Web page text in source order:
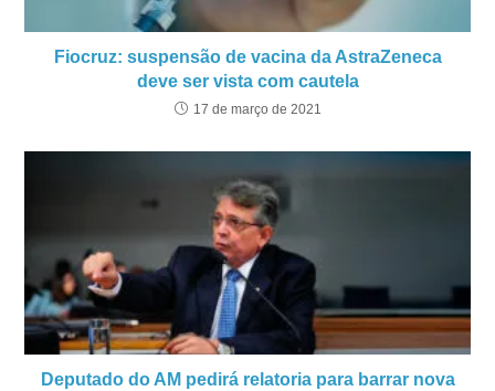
Fiocruz: suspensão de vacina da AstraZeneca
deve ser vista com cautela
17 de março de 2021
Deputado do AM pedirá relatoria para barrar nova